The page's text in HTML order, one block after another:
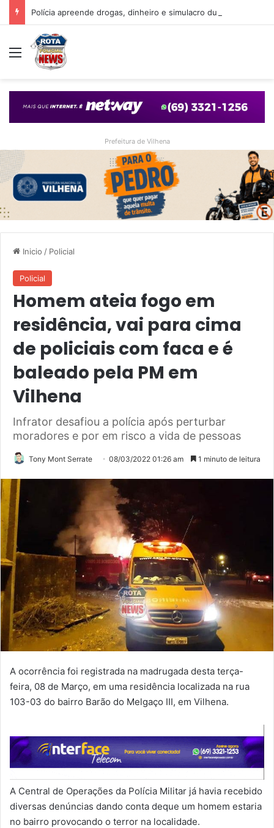
Menu
Prefeitura de Vilhena
Inicio / Policial
Policial
Homem ateia fogo em
residência, vai para cima
de policiais com faca e é
baleado pela PM em
Vilhena
Infrator desafiou a polícia após perturbar
moradores e por em risco a vida de pessoas
Tony Mont Serrate 08/03/2022 01:26 am 1 minuto de leitura
A ocorrência foi registrada na madrugada desta terça-
feira, 08 de Março, em uma residência localizada na rua
103-03 do bairro Barão do Melgaço III, em Vilhena.
A Central de Operações da Polícia Militar já havia recebido
diversas denúncias dando conta deque um homem estaria
no bairro provocando o terror na localidade.